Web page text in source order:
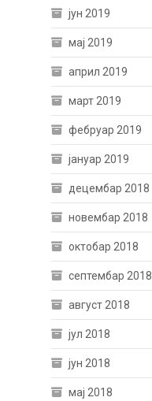
јун 2019
мај 2019
април 2019
март 2019
фебруар 2019
јануар 2019
децембар 2018
новембар 2018
октобар 2018
септембар 2018
август 2018
јул 2018
јун 2018
мај 2018